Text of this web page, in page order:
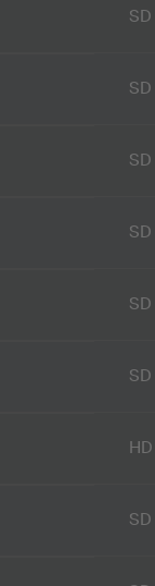
SD
SD
SD
SD
SD
SD
HD
SD